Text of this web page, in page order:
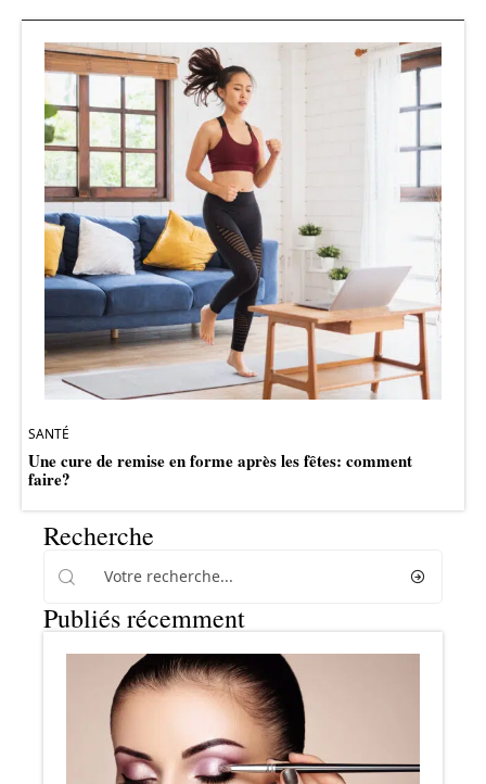
SANTÉ
Une cure de remise en forme après les fêtes: comment
faire?
Recherche
Publiés récemment